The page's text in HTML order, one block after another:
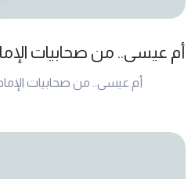
أم عيسى.. من صحابيات
أم عيسى.. من صحابيات